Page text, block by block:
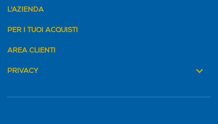
L'AZIENDA
PER I TUOI ACQUISTI
AREA CLIENTI
PRIVACY